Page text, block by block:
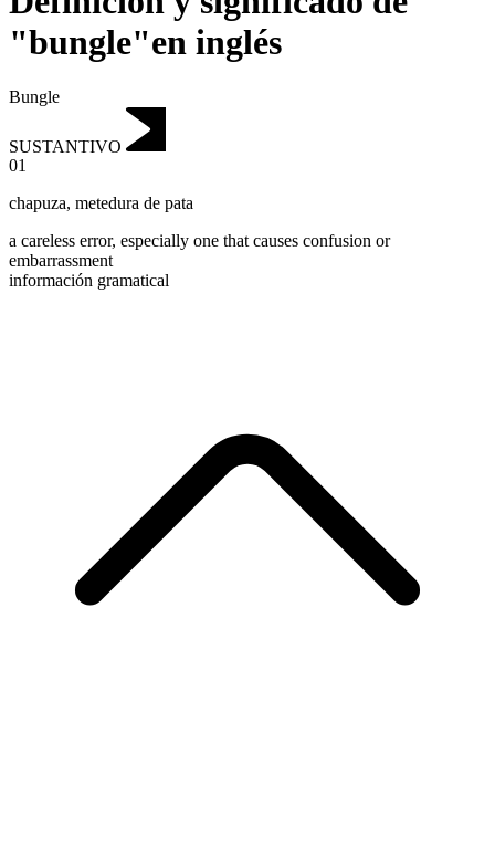
"bungle"en inglés
Bungle
SUSTANTIVO
01
chapuza, metedura de pata
a careless error, especially one that causes confusion or
embarrassment
información gramatical